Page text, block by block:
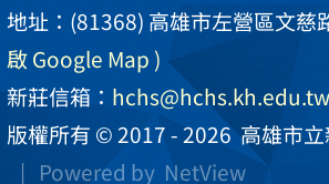
地址：(81368) 高雄市左營區文慈
啟 Google Map )
新莊信箱： hchs@hchs.kh.edu.tw
版權所有 © 2017 - 2026高雄市立
| Powered by NetView